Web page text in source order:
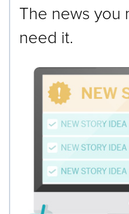
The news you
need it.